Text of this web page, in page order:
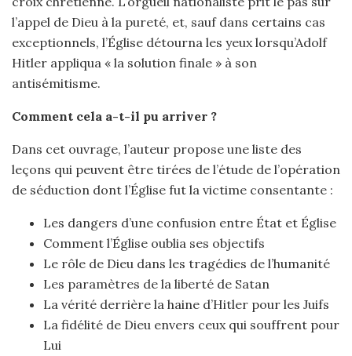
l’appel de Dieu à la pureté, et, sauf dans certains cas
exceptionnels, l’Église détourna les yeux lorsqu’Adolf
Hitler appliqua « la solution finale » à son
antisémitisme.
Comment cela a-t-il pu arriver ?
Dans cet ouvrage, l’auteur propose une liste des
leçons qui peuvent être tirées de l’étude de l’opération
de séduction dont l’Église fut la victime consentante :
Les dangers d’une confusion entre État et Église
Comment l’Église oublia ses objectifs
Le rôle de Dieu dans les tragédies de l’humanité
Les paramètres de la liberté de Satan
La vérité derrière la haine d’Hitler pour les Juifs
La fidélité de Dieu envers ceux qui souffrent pour
Lui